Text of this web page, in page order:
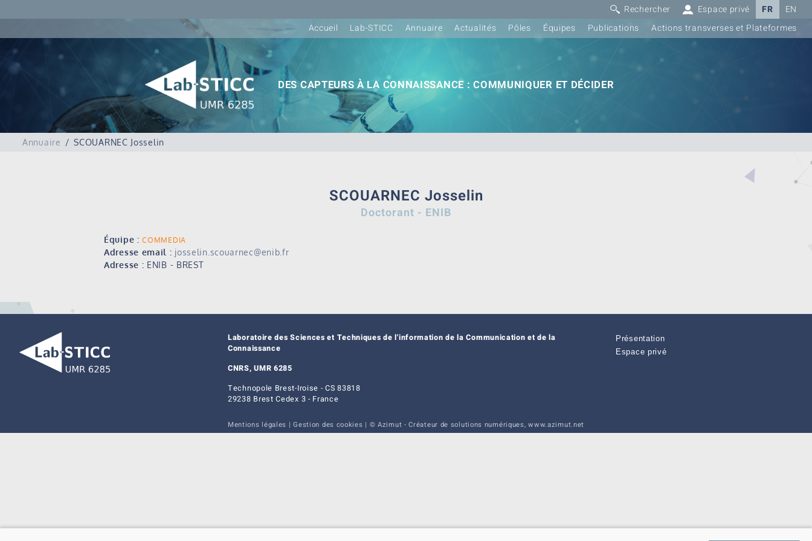
Rechercher Espace privé FR
EN
Accueil
Lab-STICC Annuaire Actualités Pôles Équipes Publications Actions transverses et Plateformes
DES CAPTEURS À LA CONNAISSANCE : COMMUNIQUER ET DÉCIDER
Annuaire SCOUARNEC Josselin
SCOUARNEC Josselin
Doctorant - ENIB
Équipe :COMMEDIA
Adresse email : josselin.scouarnec@enib.fr
Adresse : ENIB - BREST
Laboratoire des Sciences et Techniques de l'information de la Communication et de la
Connaissance
CNRS, UMR 6285
Technopole Brest-Iroise - CS 83818
29238 Brest Cedex 3 - France
Présentation
Espace privé
Mentions légales |Gestion des cookies | © Azimut - Créateur de solutions numériques,www.azimut.net